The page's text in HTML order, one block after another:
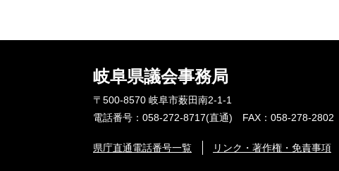
岐阜県議会事務局
〒500-8570 岐阜市薮田南2-1-1
電話番号：058-272-8717(直通) FAX：058-278-2802
県庁直通電話番号一覧 リンク・著作権・免責事項